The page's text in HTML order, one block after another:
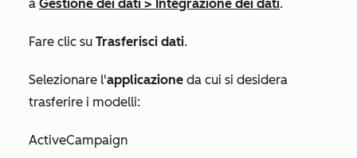
a Gestione dei dati > Integrazione dei dati.
Fare clic su Trasferisci dati.
Selezionare l'applicazione da cui si desidera
trasferire i modelli:
ActiveCampaign